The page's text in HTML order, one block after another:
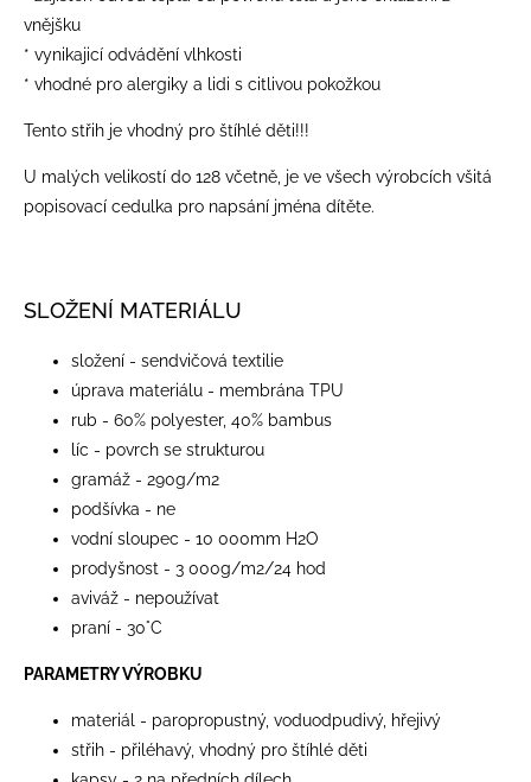
vnějšku
* vynikajicí odvádění vlhkosti
* vhodné pro alergiky a lidi s citlivou pokožkou
Tento střih je vhodný pro štíhlé děti!!!
​U malých velikostí do 128 včetně, je ve všech výrobcích všitá
popisovací cedulka pro napsání jména dítěte.
SLOŽENÍ MATERIÁLU
složení - sendvičová textilie
úprava materiálu - membrána TPU
rub - 60% polyester, 40% bambus
líc - povrch se strukturou
gramáž - 290g/m2
podšívka - ne
vodní sloupec - 10 000mm H2O
prodyšnost - 3 000g/m2/24 hod
aviváž - nepoužívat
praní - 30°C
PARAMETRY VÝROBKU
materiál - paropropustný, voduodpudivý, hřejivý
střih - přiléhavý, vhodný pro štíhlé děti